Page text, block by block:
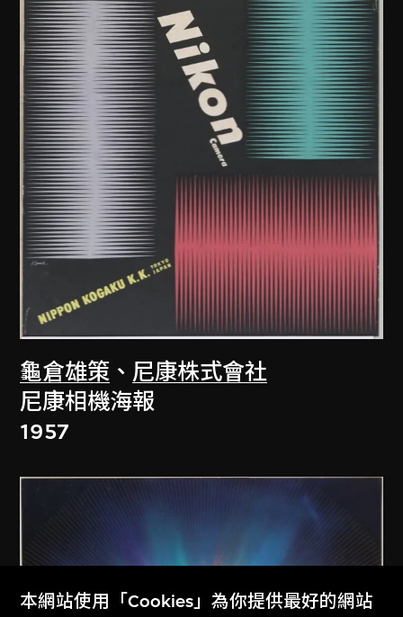
龜倉雄策 、 尼康株式會社
尼康相機海報
1957
本網站使用「Cookies」為你提供最好的網站